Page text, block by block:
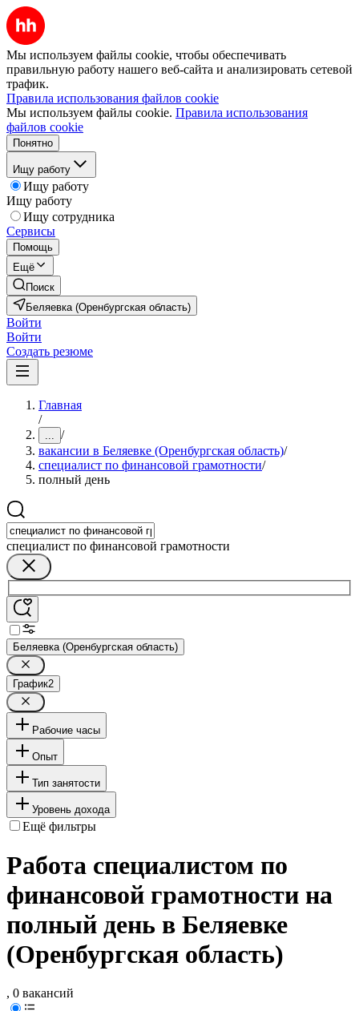
Мы используем файлы cookie, чтобы обеспечивать
правильную работу нашего веб-сайта и анализировать сетевой
трафик.
Правила использования файлов cookie
Мы используем файлы cookie. Правила использования
файлов cookie
Понятно
Ищу работу
Ищу работу
Ищу работу
Ищу сотрудника
Сервисы
Помощь
Ещё
Поиск
Беляевка (Оренбургская область)
Войти
Войти
Создать резюме
Главная
/
... /
вакансии в Беляевке (Оренбургская область)/
специалист по финансовой грамотности/
полный день
специалист по финансовой грамотности
Беляевка (Оренбургская область)
График2
Рабочие часы
Опыт
Тип занятости
Уровень дохода
Ещё фильтры
Работа специалистом по
финансовой грамотности на
полный день в Беляевке
(Оренбургская область)
, 0 вакансий